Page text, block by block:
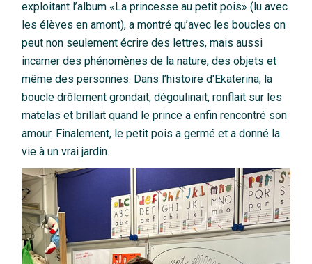
exploitant l’album «La princesse au petit pois» (lu avec
les élèves en amont), a montré qu’avec les boucles on
peut non seulement écrire des lettres, mais aussi
incarner des phénomènes de la nature, des objets et
même des personnes. Dans l’histoire d'Ekaterina, la
boucle drôlement grondait, dégoulinait, ronflait sur les
matelas et brillait quand le prince a enfin rencontré son
amour. Finalement, le petit pois a germé et a donné la
vie à un vrai jardin.